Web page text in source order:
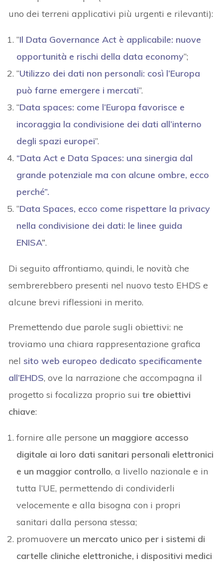
uno dei terreni applicativi più urgenti e rilevanti):
“Il Data Governance Act è applicabile: nuove
opportunità e rischi della data economy”;
“Utilizzo dei dati non personali: così l’Europa
può farne emergere i mercati”.
“Data spaces: come l’Europa favorisce e
incoraggia la condivisione dei dati all’interno
degli spazi europei”.
“Data Act e Data Spaces: una sinergia dal
grande potenziale ma con alcune ombre, ecco
perché”.
“Data Spaces, ecco come rispettare la privacy
nella condivisione dei dati: le linee guida
ENISA”.
Di seguito affrontiamo, quindi, le novità che
sembrerebbero presenti nel nuovo testo EHDS e
alcune brevi riflessioni in merito.
Premettendo due parole sugli obiettivi: ne
troviamo una chiara rappresentazione grafica
nel sito web europeo dedicato specificamente
all’EHDS, ove la narrazione che accompagna il
progetto si focalizza proprio suitre obiettivi
chiave:
fornire alle persone un maggiore accesso
digitale ai loro dati sanitari personali elettronici
e un maggior controllo, a livello nazionale e in
tutta l’UE, permettendo di condividerli
velocemente e alla bisogna con i propri
sanitari dalla persona stessa;
promuovere un mercato unico per i sistemi di
cartelle cliniche elettroniche, i dispositivi medici